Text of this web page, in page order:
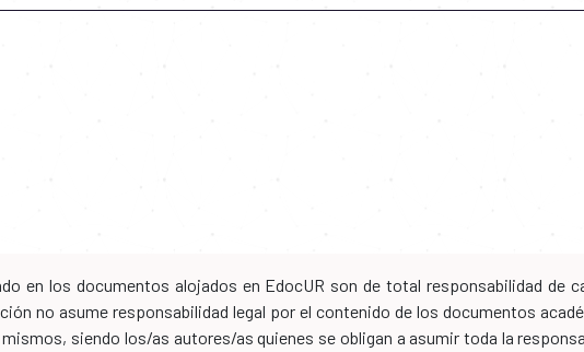
en los documentos alojados en EdocUR son de total responsabilidad de
no asume responsabilidad legal por el contenido de los documentos
siendo los/as autores/as quienes se obligan a asumir toda la